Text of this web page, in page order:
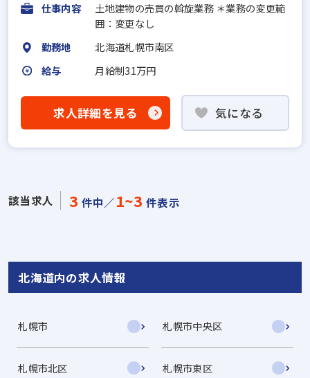
仕事内容
土地建物の売買の斡旋業務 ＊業務の変更範
囲：変更なし
勤務地
北海道札幌市南区
給与
月給制31万円
求人詳細を見る 気になる
該当求人 3 件中／1~3 件表示
北海道内の求人情報
札幌市 札幌市中央区
札幌市北区 札幌市東区